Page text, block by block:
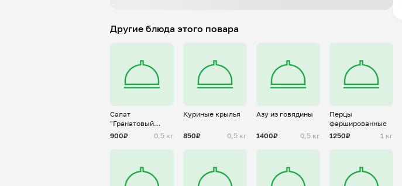
Другие блюда этого повара
Салат
"Гранатовый
браслет"
900₽ 0,5 кг
Куриные крылья
850₽ 0,5 кг
Азу из говядины
1400₽ 0,5 кг
Перцы
фаршированные
1250₽
1 кг